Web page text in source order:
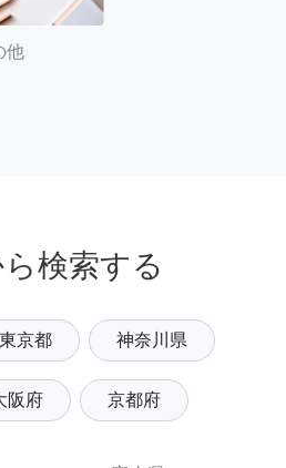
他
検索する
東京都 神奈川県
阪府 京都府